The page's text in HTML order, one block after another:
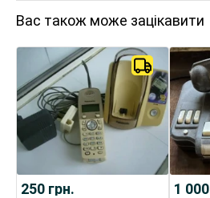
Вас також може зацікавити
250 грн. 1 000